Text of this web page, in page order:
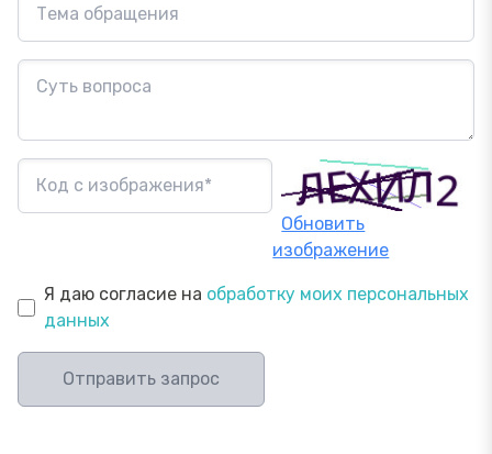
Обновить
изображение
Я даю согласие на обработку моих персональных
данных
Отправить запрос